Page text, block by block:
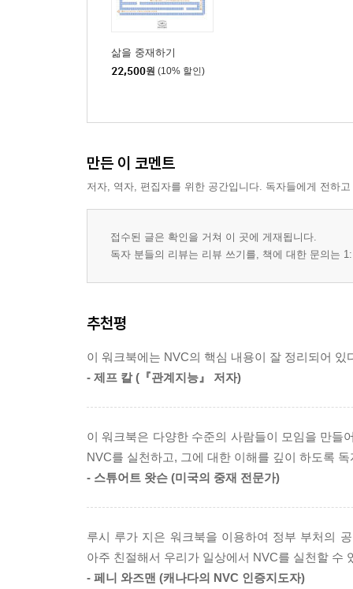
5. 개인 피드백 서식
6. 그룹 피드백 서식
7. NVC 흐름 따라가 보기
8. NVC 관련 자료
삶을 중재하기
22,500원 (10% 할인)
만든 이 코멘트
저자, 역자, 편집자를 위한 공간입니다. 독자들에게 전하
접수된 글은 확인을 거쳐 이 곳에 게재됩니다.
독자 분들의 리뷰는 리뷰 쓰기를, 책에 대한 문의는
추천평
이 워크북에는 NVC의 핵심 내용이 잘 정리되어
- 제프 칼 (『관계지능』 저자)
이 워크북은 다양한 수준의 사람들이 모임을 만들
NVC를 실천하고, 그에 대한 이해를 깊이 하도록
- 스튜어트 왓슨 (미국의 중재 전문가)
루시 루가 지은 워크북을 이용하여 정부 부처의
아주 친절해서 우리가 일상에서 NVC를 실천할 수
- 페니 와즈맨 (캐나다의 NVC 인증지도자)